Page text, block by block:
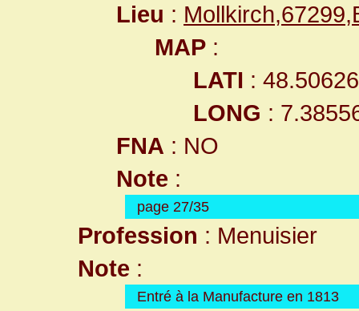
Lieu :
MAP :
LATI :
LONG :
FNA : NO
Note :
page 27/35
Profession : Menuisier
Note :
Entré à la Manufacture en 1813